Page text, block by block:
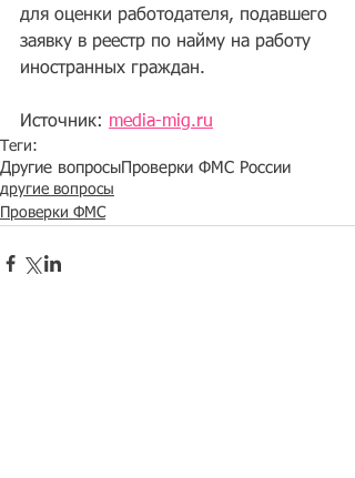
для оценки работодателя, подавшего
заявку в реестр по найму на работу
иностранных граждан.
Источник: media-mig.ru
Теги:
Другие вопросыПроверки ФМС России
другие вопросы
Проверки ФМС